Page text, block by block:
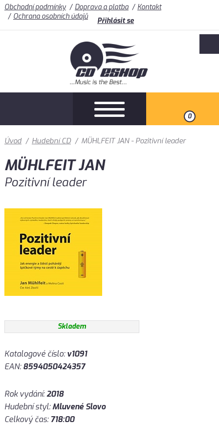
Obchodní podmínky Doprava a platba
Kontakt
Ochrana osobních údajů
Přihlásit se
0
Úvod / Hudební CD / MÜHLFEIT JAN - Pozitivní leader
MÜHLFEIT JAN
Pozitivní leader
Skladem
Katalogové číslo:v1091
EAN:8594050424357
Rok vydání:2018
Hudební styl:Mluvené Slovo
Celkový čas: 718:00